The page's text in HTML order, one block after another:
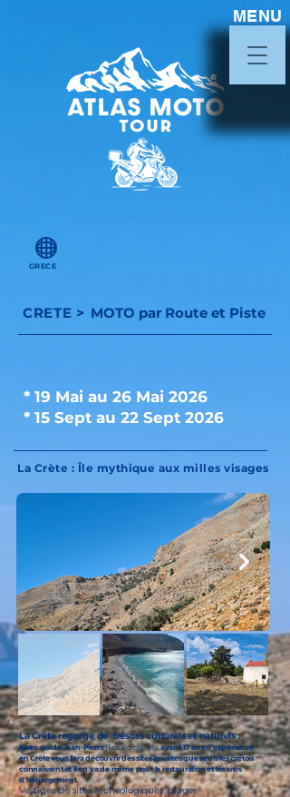
MENU
GRECE
CRETE > MOTO par Route et Piste
* 19 Mai au 26 Mai 2026
* 15 Sept au 22 Sept 2026
La Crète : Île mythique aux milles visages
La Crête regorge de trésors culturels et naturels :
Notre guide Jean-Pierre(franco crétois)ayant 17 ans d’expérience
en Crête vous fera découvrir des sites insolites que seuls les crétois
connaissent et il en va de même pour la restauration et les sites
d'hébergement.
Vestiges de sites archéologiques, plages